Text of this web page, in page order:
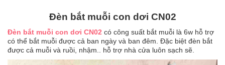
Đèn bắt muỗi con dơi CN02
Đèn bắt muỗi con dơi CN02 có công suất bắt muỗi là 6w hỗ trợ
có thể bắt muỗi được cả ban ngày và ban đêm. Đặc biệt đèn bắt
được cả muỗi và ruồi, nhậm.. hỗ trợ nhà cửa luôn sạch sẽ.